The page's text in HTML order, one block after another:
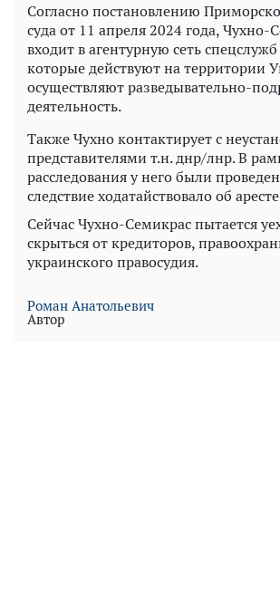
Согласно постановлению
суда от 11 апреля 2024 года, Чухно-
входит в агентурную сеть
которые действуют на территории
осуществляют разведывательно-
деятельность.
Также Чухно контактирует с
представителями т.н. днр/лнр. В
расследования у него были
следствие ходатайствовало об
Сейчас Чухно-Семикрас пытается
скрыться от кредиторов,
украинского правосудия.
Роман Анатольевич
Автор